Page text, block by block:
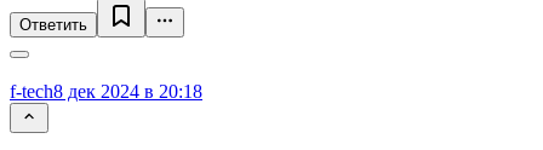
Ответить
f-tech8 дек 2024 в 20:18